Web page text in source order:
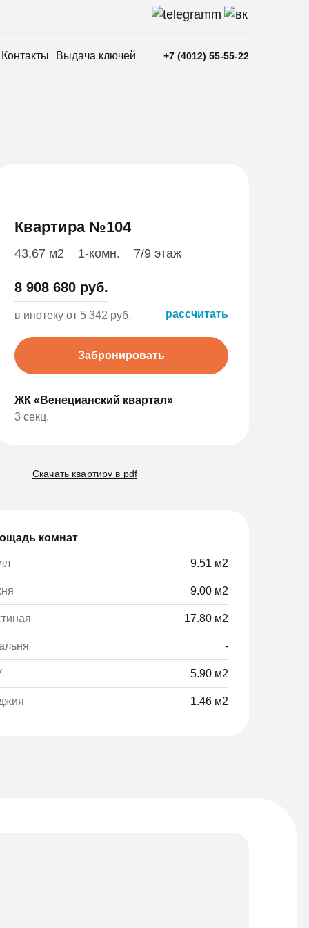
Контакты Выдача ключей +7 (4012) 55-55-22
Квартира №104
43.67 м2 1-комн. 7/9 этаж
8 908 680 руб.
в ипотеку от 5 342 руб. рассчитать
Забронировать
ЖК «Венецианский квартал»
3 секц.
Скачать квартиру в pdf
комнат
9.51 м2
9.00 м2
17.80 м2
-
5.90 м2
1.46 м2